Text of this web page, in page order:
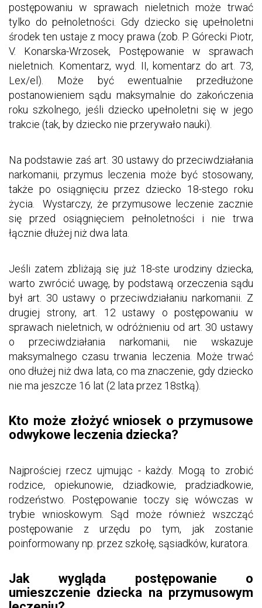
postępowaniu w sprawach nieletnich może trwać
tylko do pełnoletności. Gdy dziecko się upełnoletni
środek ten ustaje z mocy prawa (zob. P. Górecki Piotr,
V. Konarska-Wrzosek, Postępowanie w sprawach
nieletnich. Komentarz, wyd. II, komentarz do art. 73,
Lex/el). Może być ewentualnie przedłużone
postanowieniem sądu maksymalnie do zakończenia
roku szkolnego, jeśli dziecko upełnoletni się w jego
trakcie (tak, by dziecko nie przerywało nauki).
Na podstawie zaś art. 30 ustawy do przeciwdziałania
narkomanii, przymus leczenia może być stosowany,
także po osiągnięciu przez dziecko 18-stego roku
życia. Wystarczy, że przymusowe leczenie zacznie
się przed osiągnięciem pełnoletności i nie trwa
łącznie dłużej niż dwa lata.
Jeśli zatem zbliżają się już 18-ste urodziny dziecka,
warto zwrócić uwagę, by podstawą orzeczenia sądu
był art. 30 ustawy o przeciwdziałaniu narkomanii. Z
drugiej strony, art. 12 ustawy o postępowaniu w
sprawach nieletnich, w odróżnieniu od art. 30 ustawy
o przeciwdziałania narkomanii, nie wskazuje
maksymalnego czasu trwania leczenia. Może trwać
ono dłużej niż dwa lata, co ma znaczenie, gdy dziecko
nie ma jeszcze 16 lat (2 lata przez 18stką).
Kto może złożyć wniosek o przymusowe
odwykowe leczenia dziecka?
Najprościej rzecz ujmując - każdy. Mogą to zrobić
rodzice, opiekunowie, dziadkowie, pradziadkowie,
rodzeństwo. Postępowanie toczy się wówczas w
trybie wnioskowym. Sąd może również wszcząć
postępowanie z urzędu po tym, jak zostanie
poinformowany np. przez szkołę, sąsiadków, kuratora.
Jak wygląda postępowanie o
umieszczenie dziecka na przymusowym